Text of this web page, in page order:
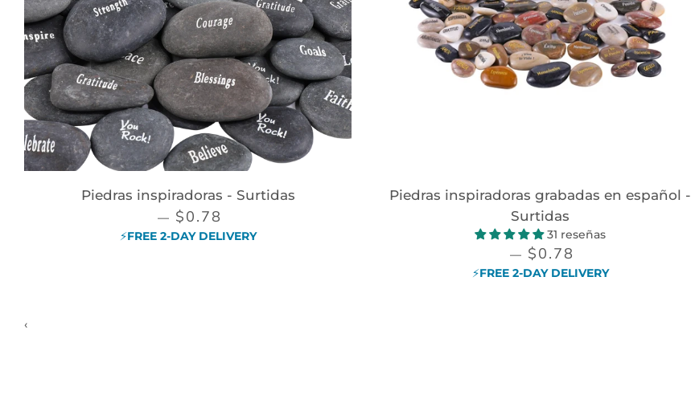
Piedras inspiradoras - Surtidas
— PRECIO DE VENTA
$0.78
⚡FREE 2-DAY DELIVERY
Piedras inspiradoras grabadas en español -
Surtidas
31 reseñas
— PRECIO DE VENTA
$0.78
⚡FREE 2-DAY DELIVERY
‹